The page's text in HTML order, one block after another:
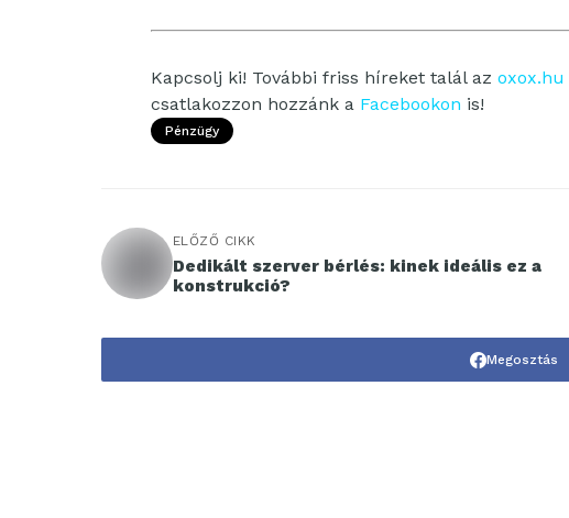
Kapcsolj ki! További friss híreket talál az oxox.hu
csatlakozzon hozzánk a Facebookon is!
Pénzügy
ELŐZŐ CIKK
Dedikált szerver bérlés: kinek ideális ez a
konstrukció?
Megosztás